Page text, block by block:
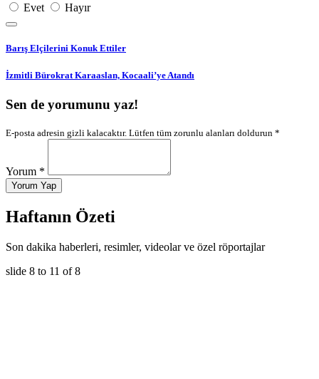
Evet Hayır
Barış Elçilerini Konuk Ettiler
İzmitli Bürokrat Karaaslan, Kocaali’ye Atandı
Sen de yorumunu yaz!
E-posta adresin gizli kalacaktır. Lütfen tüm zorunlu alanları doldurun *
Yorum *
Yorum Yap
Haftanın Özeti
Son dakika haberleri, resimler, videolar ve özel röportajlar
slide 8 to 11 of 8